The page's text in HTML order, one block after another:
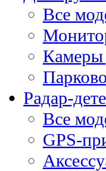
Все
Камеры
Радар-
Все
GPS-